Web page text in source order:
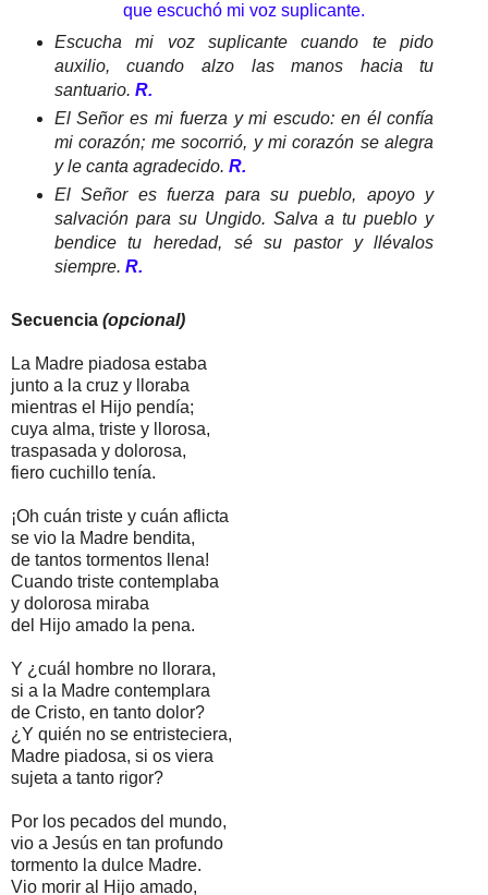
que escuchó mi voz suplicante.
Escucha mi voz suplicante cuando te pido
auxilio, cuando alzo las manos hacia tu
santuario. R.
El Señor es mi fuerza y mi escudo: en él confía
mi corazón; me socorrió, y mi corazón se alegra
y le canta agradecido. R.
El Señor es fuerza para su pueblo, apoyo y
salvación para su Ungido. Salva a tu pueblo y
bendice tu heredad, sé su pastor y llévalos
siempre. R.
Secuencia (opcional)
La Madre piadosa estaba
junto a la cruz y lloraba
mientras el Hijo pendía;
cuya alma, triste y llorosa,
traspasada y dolorosa,
fiero cuchillo tenía.
¡Oh cuán triste y cuán aflicta
se vio la Madre bendita,
de tantos tormentos llena!
Cuando triste contemplaba
y dolorosa miraba
del Hijo amado la pena.
Y ¿cuál hombre no llorara,
si a la Madre contemplara
de Cristo, en tanto dolor?
¿Y quién no se entristeciera,
Madre piadosa, si os viera
sujeta a tanto rigor?
Por los pecados del mundo,
vio a Jesús en tan profundo
tormento la dulce Madre.
Vio morir al Hijo amado,